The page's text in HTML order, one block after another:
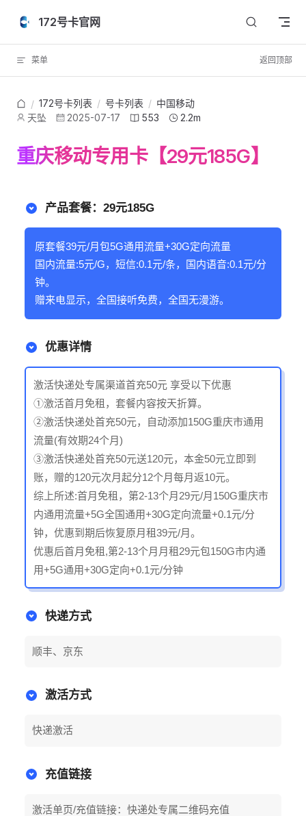
Skip to content
172号卡官网
菜单 返回顶部
/ 172号卡列表 / 号卡列表 / 中国移动
天坠
2025-07-17 553 2.2m
重庆移动专用卡【29元185G】
产品套餐：29元185G
原套餐39元/月包5G通用流量+30G定向流量
国内流量:5元/G，短信:0.1元/条，国内语音:0.1元/分
钟。
赠来电显示，全国接听免费，全国无漫游。
优惠详情
激活快递处专属渠道首充50元 享受以下优惠
①激活首月免租，套餐内容按天折算。
②激活快递处首充50元，自动添加150G重庆市通用
流量(有效期24个月)
③激活快递处首充50元送120元，本金50元立即到
账，赠的120元次月起分12个月每月返10元。
综上所述:首月免租，第2-13个月29元/月150G重庆市
内通用流量+5G全国通用+30G定向流量+0.1元/分
钟，优惠到期后恢复原月租39元/月。
优惠后首月免租,第2-13个月月租29元包150G市内通
用+5G通用+30G定向+0.1元/分钟
快递方式
顺丰、京东
激活方式
快递激活
充值链接
激活单页/充值链接：快递处专属二维码充值